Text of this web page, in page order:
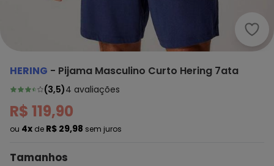
HERING - Pijama Masculino Curto Hering 7ata
(3,5)4 avaliações
R$ 119,90
ou 4x de R$ 29,98 sem juros
Tamanhos